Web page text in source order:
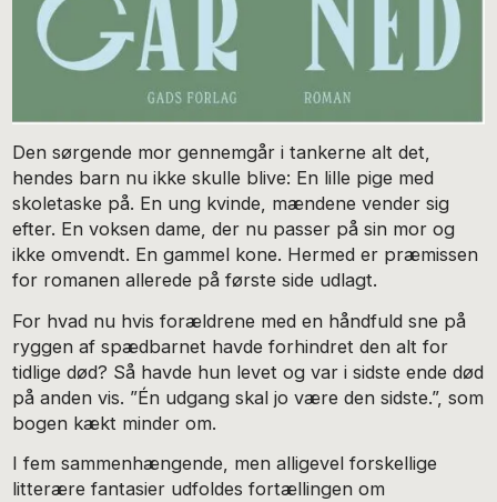
Den sørgende mor gennemgår i tankerne alt det,
hendes barn nu ikke skulle blive: En lille pige med
skoletaske på. En ung kvinde, mændene vender sig
efter. En voksen dame, der nu passer på sin mor og
ikke omvendt. En gammel kone. Hermed er præmissen
for romanen allerede på første side udlagt.
For hvad nu hvis forældrene med en håndfuld sne på
ryggen af spædbarnet havde forhindret den alt for
tidlige død? Så havde hun levet og var i sidste ende død
på anden vis. ”Én udgang skal jo være den sidste.”, som
bogen kækt minder om.
I fem sammenhængende, men alligevel forskellige
litterære fantasier udfoldes fortællingen om